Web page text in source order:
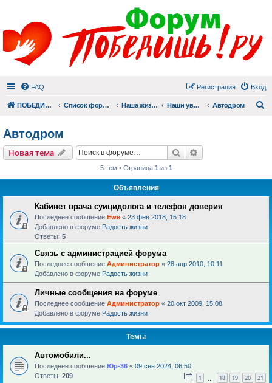
FAQ Вход
Регистрация
ПОБЕДИШЬ.РУ Список форумов Наша жизнь (не всё же о суициде!) Наши увлечения Автодром
Автодром
Новая тема Поиск
5 тем • Страница 1 из 1
Объявления
Кабинет врача суицидолога и телефон доверия
Последнее сообщение Ewe « 23 фев 2018, 15:18
Добавлено в форуме Радость жизни
Ответы: 5
Связь с администрацией форума
Последнее сообщение Администратор « 28 апр 2010, 10:11
Добавлено в форуме Радость жизни
Личные сообщения на форуме
Последнее сообщение Администратор « 20 окт 2009, 15:08
Добавлено в форуме Радость жизни
Темы
Автомобили...
Последнее сообщение Юр-36 « 09 сен 2024, 06:50
Ответы: 209 1 18 19 20 21